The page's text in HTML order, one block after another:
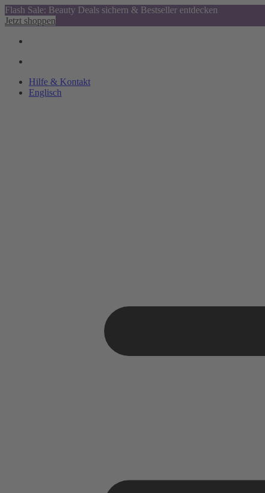
Flash Sale: Beauty Deals sichern & Bestseller entdecken
Jetzt shoppen
Hilfe & Kontakt
Englisch